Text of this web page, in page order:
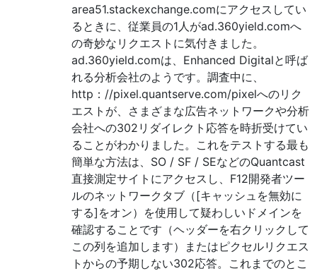
area51.stackexchange.comにアクセスしてい
るときに、従業員の1人がad.360yield.comへ
の奇妙なリクエストに気付きました。
ad.360yield.comは、Enhanced Digitalと呼ば
れる分析会社のようです。調査中に、
http：//pixel.quantserve.com/pixelへのリク
エストが、さまざまな広告ネットワークや分析
会社への302リダイレクト応答を時折受けてい
ることがわかりました。これをテストする最も
簡単な方法は、SO / SF / SEなどのQuantcast
直接測定サイトにアクセスし、F12開発者ツー
ルのネットワークタブ（[キャッシュを無効に
する]をオン）を使用して疑わしいドメインを
確認することです（ヘッダーを右クリックして
この列を追加します）またはピクセルリクエス
トからの予期しない302応答。これまでのとこ